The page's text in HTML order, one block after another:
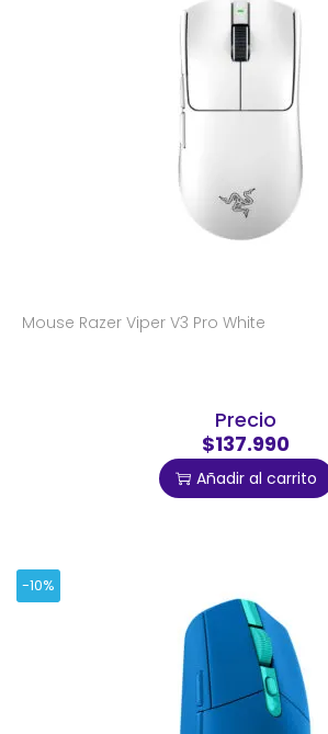
Mouse Razer Viper V3 Pro White
Precio
$137.990
Añadir al carrito
-10%